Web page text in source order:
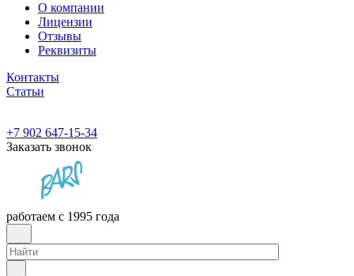
О компании
Лицензии
Отзывы
Реквизиты
Контакты
Статьи
+7 902 647-15-34
Заказать звонок
работаем с 1995 года